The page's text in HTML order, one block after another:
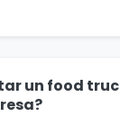
un food